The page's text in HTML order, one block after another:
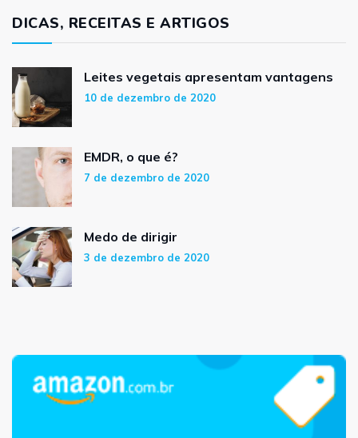
DICAS, RECEITAS E ARTIGOS
Leites vegetais apresentam vantagens
10 de dezembro de 2020
EMDR, o que é?
7 de dezembro de 2020
Medo de dirigir
3 de dezembro de 2020